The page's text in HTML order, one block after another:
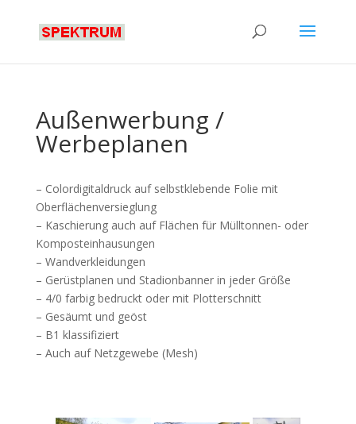
Außenwerbung /
Werbeplanen
– Colordigitaldruck auf selbstklebende Folie mit
Oberflächenversieglung
– Kaschierung auch auf Flächen für Mülltonnen- oder
Komposteinhausungen
– Wandverkleidungen
– Gerüstplanen und Stadionbanner in jeder Größe
– 4/0 farbig bedruckt oder mit Plotterschnitt
– Gesäumt und geöst
– B1 klassifiziert
– Auch auf Netzgewebe (Mesh)